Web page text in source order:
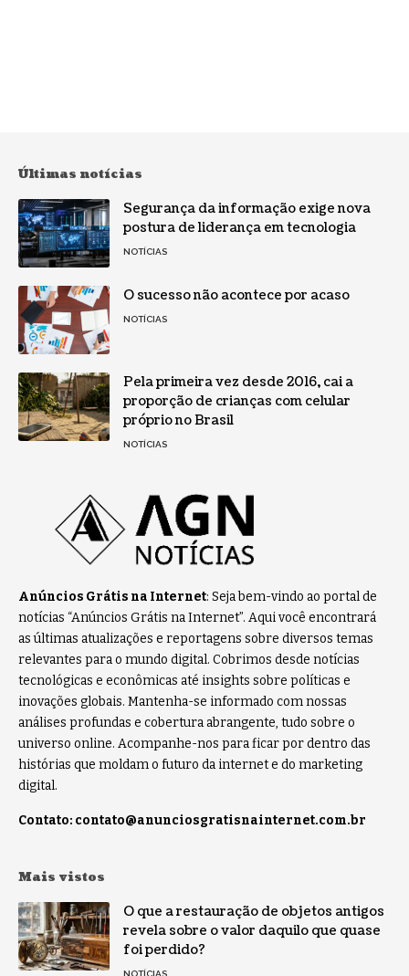
Últimas notícias
Segurança da informação exige nova
postura de liderança em tecnologia
NOTÍCIAS
O sucesso não acontece por acaso
NOTÍCIAS
Pela primeira vez desde 2016, cai a
proporção de crianças com celular
próprio no Brasil
NOTÍCIAS
Anúncios Grátis na Internet: Seja bem-vindo ao portal de
notícias “Anúncios Grátis na Internet”. Aqui você encontrará
as últimas atualizações e reportagens sobre diversos temas
relevantes para o mundo digital. Cobrimos desde notícias
tecnológicas e econômicas até insights sobre políticas e
inovações globais. Mantenha-se informado com nossas
análises profundas e cobertura abrangente, tudo sobre o
universo online. Acompanhe-nos para ficar por dentro das
histórias que moldam o futuro da internet e do marketing
digital.
Contato: contato@anunciosgratisnainternet.com.br
Mais vistos
O que a restauração de objetos antigos
revela sobre o valor daquilo que quase
foi perdido?
NOTÍCIAS